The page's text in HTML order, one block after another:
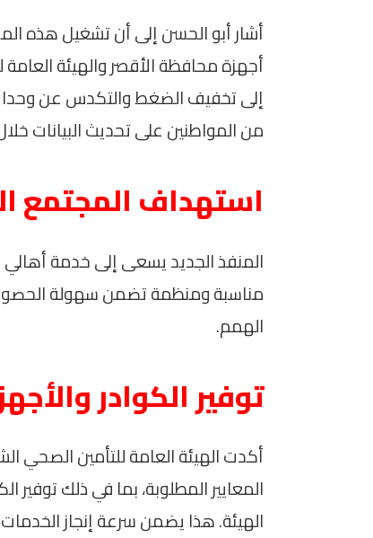
أشار أبو الحسن إلى أن تشغيل هذه
أجهزة محافظة الأقصر والهيئة
إلى تخفيف الضغط والتكدس عن وحدات
من المواطنين على تحديث البيانات خلال
استهداف المجتمع
المنفذ الجديد يسعى إلى خدمة أهالي
مناسبة ومنظمة تضمن سهولة الحصول
الهمم.
توفير الكوادر
أكدت الهيئة العامة للتأمين الصحي
المعايير المطلوبة، بما في ذلك توفير
الهيئة. هذا يضمن سرعة إنجاز